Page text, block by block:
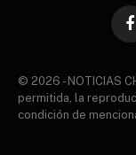
© 2026 - NOTICIAS
permitida, la
condición de